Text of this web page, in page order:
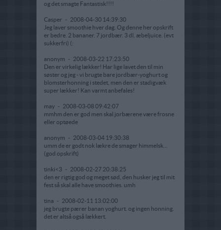
og det smagte Fantastisk!!!!
Casper - 2008-04-30 14:39:30
Jeg laver smoothie hver dag. Og denne her opskrift
er bedre. 2 bananer. 7 jordbær. 3 dl. æbeljuice. (evt
sukkerfri) (:
anonym - 2008-03-22 17:23:50
Den er virkelig lækker! Har lige lavet den til min
søster og jeg - vi brugte bare jordbær-yoghurt og
blomsterhonning i stedet, men den er stadigvæk
super lækker! Kan varmt anbefales!
may - 2008-03-08 09:42:07
mmhm den er god men skal jorbærene være frosne
eller optøede
anonym - 2008-03-04 19:30:38
umm de er godt nok lækre de smager himmelsk...
(god opskrift)
tinki<3 - 2008-02-27 20:38:25
den er rigtig god og meget sød, den husker jeg til mit
fest så skal alle have smoothies. umh
tina - 2008-02-11 13:02:00
jeg brugte pærer banan yoghurt. og ingen honning.
det er altså også lækkert.